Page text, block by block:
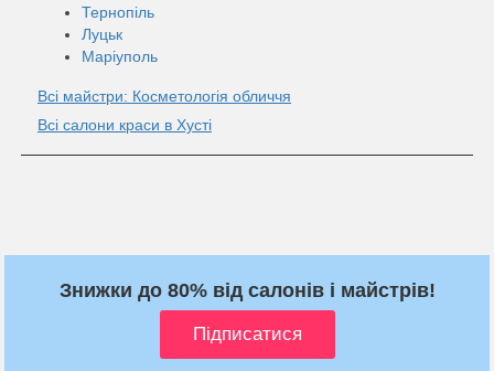
Тернопіль
Луцьк
Маріуполь
Всі майстри: Косметологія обличчя
Всі салони краси в Хусті
Знижки до 80% від салонів і майстрів!